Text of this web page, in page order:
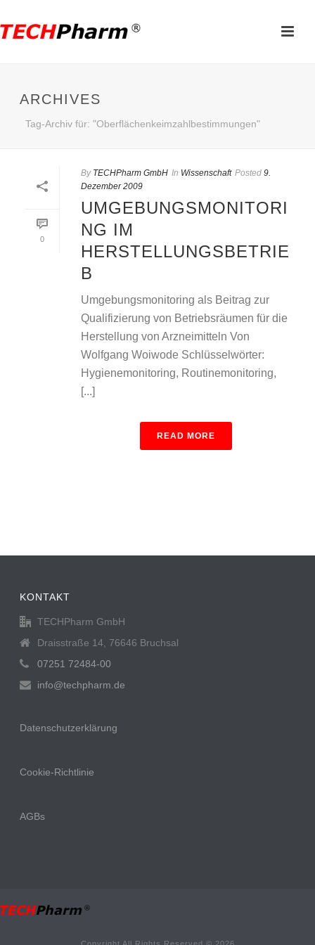
ARCHIVES
Tag-Archiv für: "Oberflächenkeimzahlbestimmungen"
0
By TECHPharm GmbH In Wissenschaft Posted 9.
Dezember 2009
UMGEBUNGSMONITORI
NG IM
HERSTELLUNGSBETRIE
B
Umgebungsmonitoring als Beitrag zur
Qualifizierung von Betriebsräumen für die
Herstellung von Arzneimitteln Von
Wolfgang Woiwode Schlüsselwörter:
Hygienemonitoring, Routinemonitoring,
[...]
READ MORE
KONTAKT
TECHPharm GmbH
Draisstraße 14, 76646 Bruchsal
07251 72484-00
info@techpharm.de
Datenschutzerklärung
Cookie-Richtlinie
AGBs